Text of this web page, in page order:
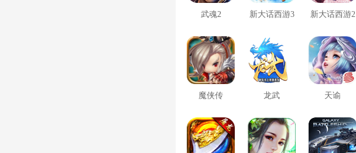
武魂2 新大话西游3 新大话西游2
魔侠传 龙武 天谕